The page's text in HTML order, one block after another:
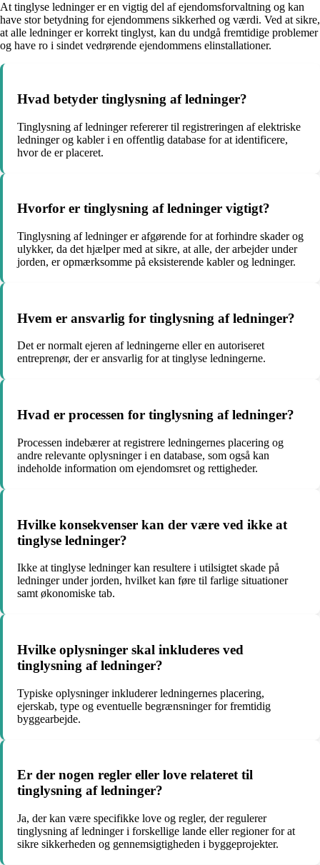
At tinglyse ledninger er en vigtig del af ejendomsforvaltning og kan
have stor betydning for ejendommens sikkerhed og værdi. Ved at sikre,
at alle ledninger er korrekt tinglyst, kan du undgå fremtidige problemer
og have ro i sindet vedrørende ejendommens elinstallationer.
Hvad betyder tinglysning af ledninger?
Tinglysning af ledninger refererer til registreringen af elektriske
ledninger og kabler i en offentlig database for at identificere,
hvor de er placeret.
Hvorfor er tinglysning af ledninger vigtigt?
Tinglysning af ledninger er afgørende for at forhindre skader og
ulykker, da det hjælper med at sikre, at alle, der arbejder under
jorden, er opmærksomme på eksisterende kabler og ledninger.
Hvem er ansvarlig for tinglysning af ledninger?
Det er normalt ejeren af ledningerne eller en autoriseret
entreprenør, der er ansvarlig for at tinglyse ledningerne.
Hvad er processen for tinglysning af ledninger?
Processen indebærer at registrere ledningernes placering og
andre relevante oplysninger i en database, som også kan
indeholde information om ejendomsret og rettigheder.
Hvilke konsekvenser kan der være ved ikke at
tinglyse ledninger?
Ikke at tinglyse ledninger kan resultere i utilsigtet skade på
ledninger under jorden, hvilket kan føre til farlige situationer
samt økonomiske tab.
Hvilke oplysninger skal inkluderes ved
tinglysning af ledninger?
Typiske oplysninger inkluderer ledningernes placering,
ejerskab, type og eventuelle begrænsninger for fremtidig
byggearbejde.
Er der nogen regler eller love relateret til
tinglysning af ledninger?
Ja, der kan være specifikke love og regler, der regulerer
tinglysning af ledninger i forskellige lande eller regioner for at
sikre sikkerheden og gennemsigtigheden i byggeprojekter.